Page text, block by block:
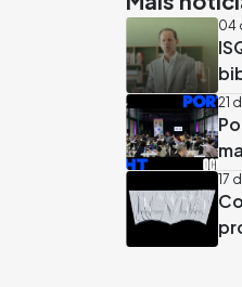
04
21
17